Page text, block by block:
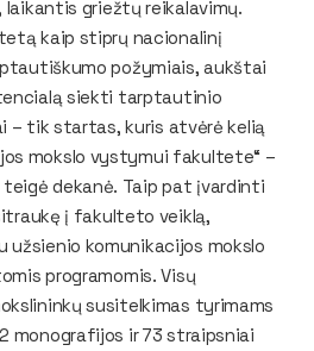
griežtų reikalavimų.
kaip stiprų nacionalinį
požymiais, aukštai
siekti tarptautinio
– tik startas, kuris atvėrė kelią
mokslo vystymui fakultete“ –
dekanė. Taip pat įvardinti
į fakulteto veiklą,
komunikacijos mokslo
programomis. Visų
susitelkimas tyrimams
monografijos ir 73 straipsniai